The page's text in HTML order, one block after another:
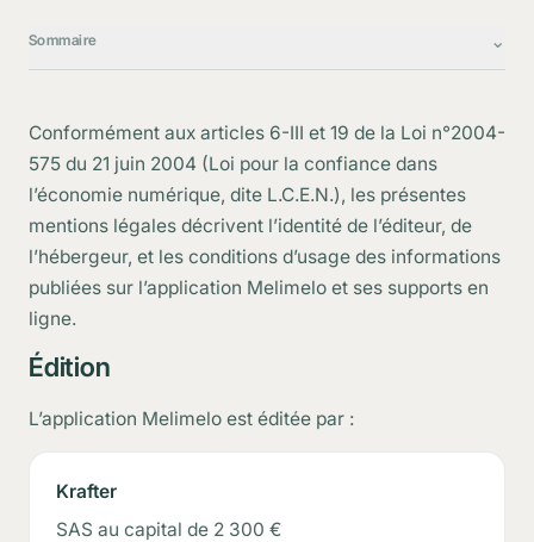
Sommaire ⌄
Hébergement
Décharges de responsabilité
Droit d’accès aux données
Conformément aux articles 6-III et 19 de la Loi n°2004-
575 du 21 juin 2004 (Loi pour la confiance dans
l’économie numérique, dite L.C.E.N.), les présentes
mentions légales décrivent l’identité de l’éditeur, de
l’hébergeur, et les conditions d’usage des informations
publiées sur l’application Melimelo et ses supports en
ligne.
Édition
L’application Melimelo est éditée par :
Krafter
SAS au capital de 2 300 €